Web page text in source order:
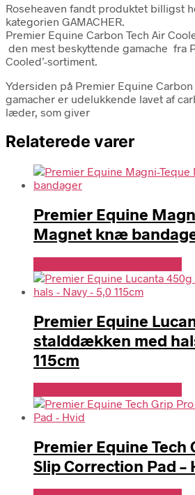
Roseheaven fandt produktet billigst
kategorien GAMACHER.
Premier Equine Carbon Tech Air
den mest beskyttende gamache fra
Cooled’-sortiment.
Ydersiden på Premier Equine Carbon
gamacher er udelukkende lavet af
læder, som giver
Relaterede varer
Premier Equine
Magnet knæ
Premier Equine
stalddækken med
115cm
Premier Equine Tech
Slip Correction Pad –